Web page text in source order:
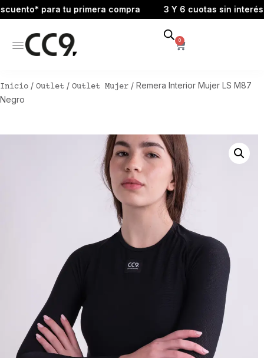
para tu primera compra 3 Y 6 cuotas sin interés
0
Inicio / Outlet / Outlet Mujer / Remera Interior Mujer LS M87
Negro